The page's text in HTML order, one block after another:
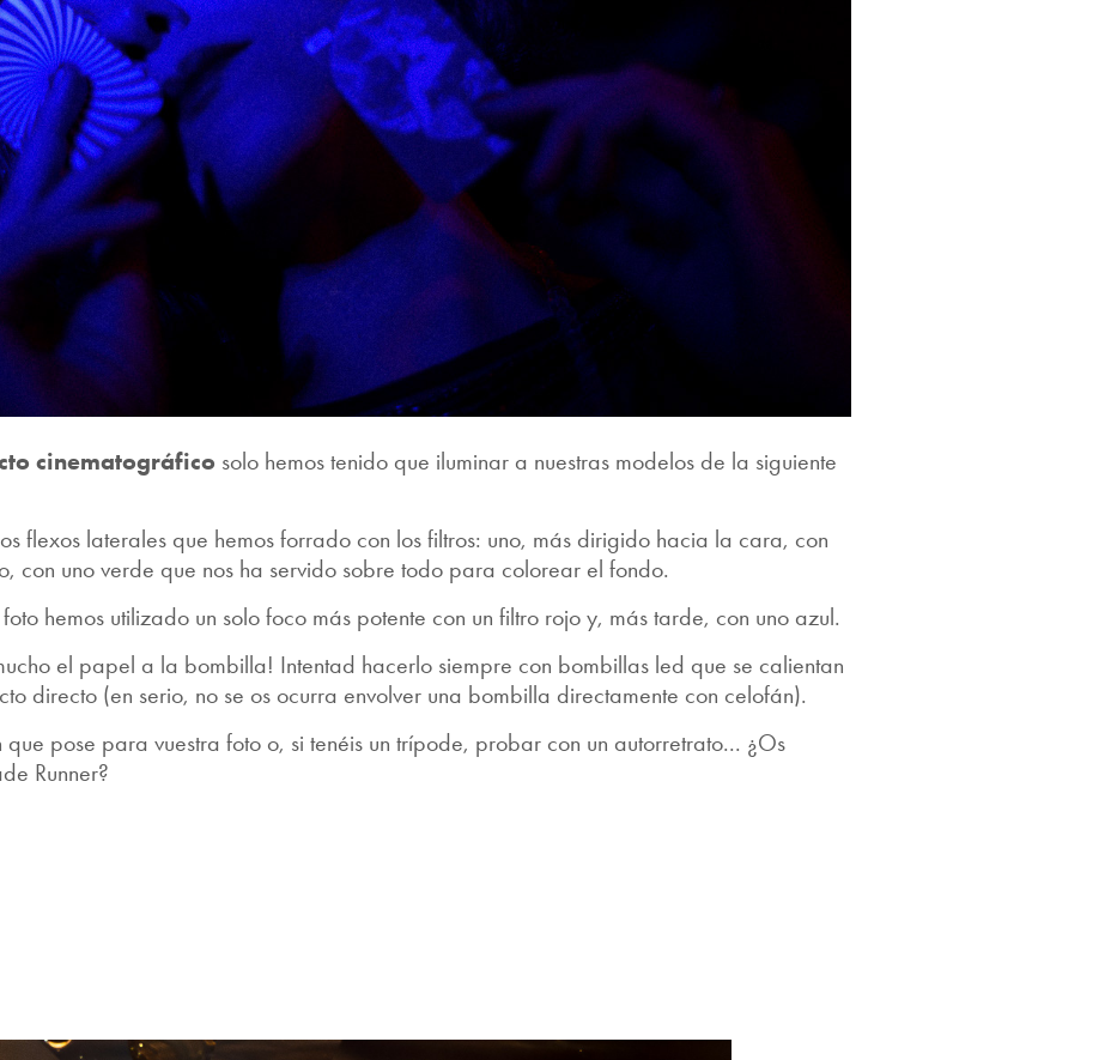
cinematográfico solo hemos tenido que iluminar a nuestras modelos de la siguiente
flexos laterales que hemos forrado con los filtros: uno, más dirigido hacia la cara, con
con uno verde que nos ha servido sobre todo para colorear el fondo.
hemos utilizado un solo foco más potente con un filtro rojo y, más tarde, con uno azul.
el papel a la bombilla! Intentad hacerlo siempre con bombillas led que se calientan
directo (en serio, no se os ocurra envolver una bombilla directamente con celofán).
pose para vuestra foto o, si tenéis un trípode, probar con un autorretrato... ¿Os
Runner?